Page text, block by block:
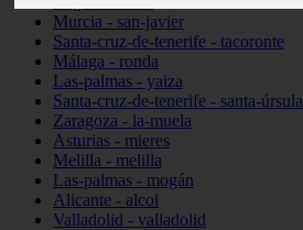
Murcia - san-javier
Santa-cruz-de-tenerife - tacoronte
Málaga - ronda
Las-palmas - yaiza
Santa-cruz-de-tenerife - santa-úrsula
Zaragoza - la-muela
Asturias - mieres
Melilla - melilla
Las-palmas - mogán
Alicante - alcoi
Valladolid - valladolid